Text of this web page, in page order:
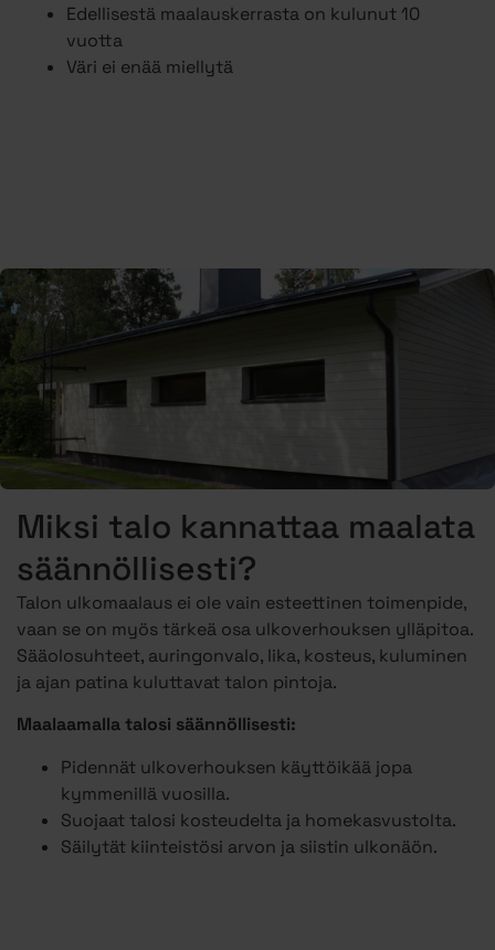
Edellisestä maalauskerrasta on kulunut 10
vuotta
Väri ei enää miellytä
Miksi talo kannattaa maalata
säännöllisesti?
Talon ulkomaalaus ei ole vain esteettinen toimenpide,
vaan se on myös tärkeä osa ulkoverhouksen ylläpitoa.
Sääolosuhteet, auringonvalo, lika, kosteus, kuluminen
ja ajan patina kuluttavat talon pintoja.
Maalaamalla talosi säännöllisesti:
Pidennät ulkoverhouksen käyttöikää jopa
kymmenillä vuosilla.
Suojaat talosi kosteudelta ja homekasvustolta.
Säilytät kiinteistösi arvon ja siistin ulkonäön.